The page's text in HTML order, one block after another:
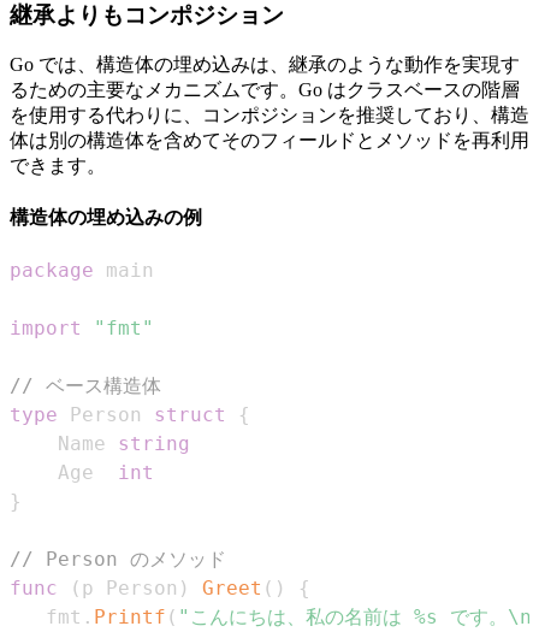
継承よりもコンポジション
Go では、構造体の埋め込みは、継承のような動作を実現す
るための主要なメカニズムです。Go はクラスベースの階層
を使用する代わりに、コンポジションを推奨しており、構造
体は別の構造体を含めてそのフィールドとメソッドを再利用
できます。
構造体の埋め込みの例
package
import "fmt"
// ベース構造体
type Person struct
{
    Name
string
    Age
int
}
// Person のメソッド
func
( p Person ) Greet ( )
{
   fmt
. Printf ( "こんにちは、私の名前は %s です。